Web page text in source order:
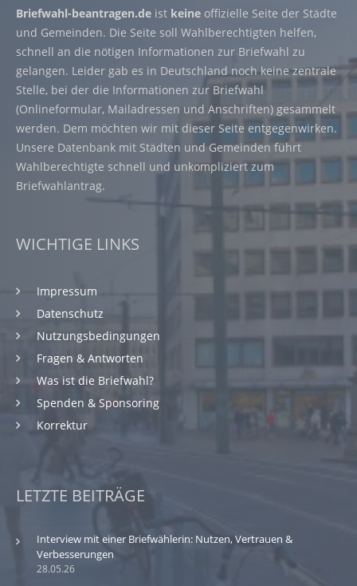
Briefwahl-beantragen.de ist keine offizielle Seite der Städte
und Gemeinden. Die Seite soll Wahlberechtigten helfen,
schnell an die nötigen Informationen zur Briefwahl zu
gelangen. Leider gab es in Deutschland noch keine zentrale
Stelle, bei der die Informationen zur Briefwahl
(Onlineformular, Mailadressen und Anschriften) gesammelt
werden. Dem möchten wir mit dieser Seite entgegenwirken.
Unsere Datenbank mit Städten und Gemeinden führt
Wahlberechtigte schnell und unkompliziert zum
Briefwahlantrag.
WICHTIGE LINKS
Impressum
Datenschutz
Nutzungsbedingungen
Fragen & Antworten
Was ist die Briefwahl?
Spenden & Sponsoring
Korrektur
LETZTE BEITRÄGE
28.05.26
Interview mit einer Briefwählerin: Nutzen, Vertrauen &
Verbesserungen